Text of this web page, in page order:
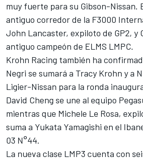
muy fuerte para su Gibson-Nissan.
antiguo corredor de la F3000
John Lancaster, expiloto de GP2, y
antiguo campeón de ELMS LMPC.
Krohn Racing también ha
Negri se sumará a Tracy Krohn y a
Ligier-Nissan para la ronda
David Cheng se une al equipo
mientras que Michele Le Rosa,
suma a Yukata Yamagishi en el
03 N°44.
La nueva clase LMP3 cuenta con